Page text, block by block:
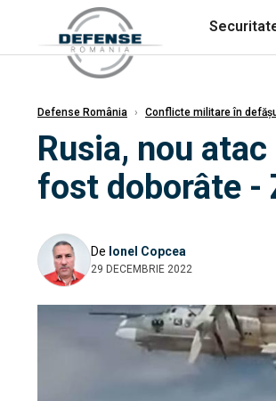
Defense România › Conflicte militare în
Rusia, nou
fost doborâte -
De Ionel Copcea
29 DECEMBRIE 2022